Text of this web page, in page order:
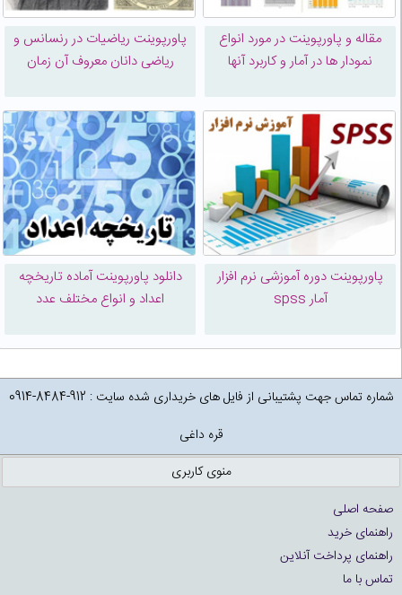
مقاله و پاورپوینت در مورد انواع
نمودار ها در آمار و کاربرد آنها
پاورپوینت ریاضیات در رنسانس و
ریاضی دانان معروف آن زمان
پاورپوینت دوره آموزشی نرم افزار
آمار spss
دانلود پاورپوینت آماده تاریخچه
اعداد و انواع مختلف عدد
شماره تماس جهت پشتیبانی از فایل های خریداری شده سایت : 912-8484-0914
قره داغی
منوی کاربری
صفحه اصلی
راهنمای خرید
راهنمای پرداخت آنلاین
تماس با ما